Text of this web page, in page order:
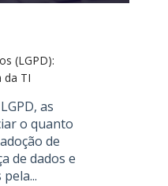
(LGPD):
da TI
as
o quanto
de
de dados e